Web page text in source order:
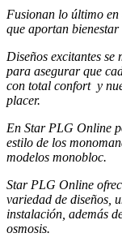
Fusionan lo último
que aportan bienestar
Diseños excitantes se
para asegurar que
con total confort y
placer.
En Star PLG Online
estilo de los
modelos monobloc.
Star PLG Online
variedad de diseños,
instalación, además
osmosis.